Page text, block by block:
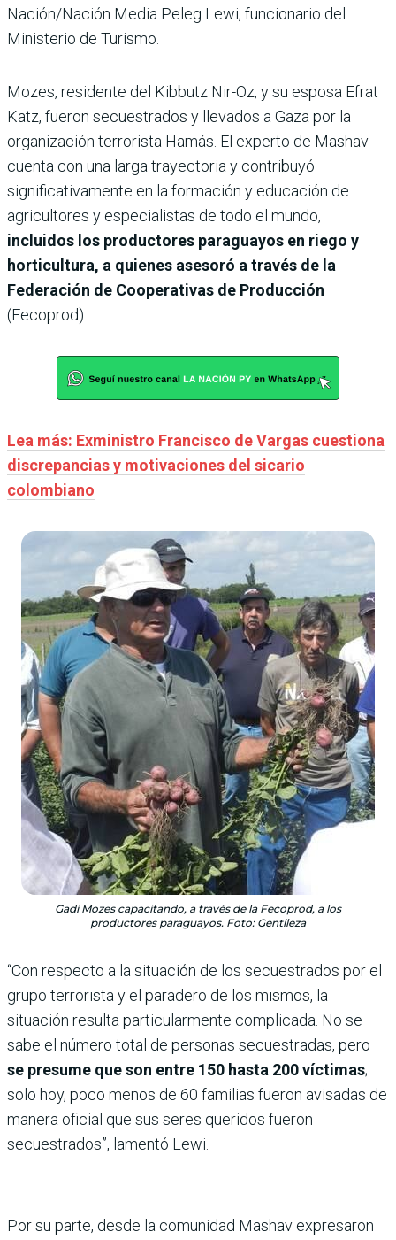
Nación/Nación Media Peleg Lewi, funcionario del
Ministerio de Turismo.
Mozes, residente del Kibbutz Nir-Oz, y su esposa Efrat
Katz, fueron secuestrados y llevados a Gaza por la
organización terrorista Hamás. El experto de Mashav
cuenta con una larga trayectoria y contribuyó
significativamente en la formación y educación de
agricultores y especialistas de todo el mundo,
incluidos los productores paraguayos en riego y
horticultura, a quienes asesoró a través de la
Federación de Cooperativas de Producción
(Fecoprod).
Lea más: Exministro Francisco de Vargas cuestiona
discrepancias y motivaciones del sicario
colombiano
Gadi Mozes capacitando, a través de la Fecoprod, a los
productores paraguayos. Foto: Gentileza
“Con respecto a la situación de los secuestrados por el
grupo terrorista y el paradero de los mismos, la
situación resulta particularmente complicada. No se
sabe el número total de personas secuestradas, pero
se presume que son entre 150 hasta 200 víctimas;
solo hoy, poco menos de 60 familias fueron avisadas de
manera oficial que sus seres queridos fueron
secuestrados”, lamentó Lewi.
Por su parte, desde la comunidad Mashav expresaron